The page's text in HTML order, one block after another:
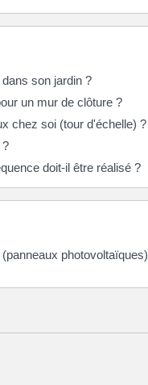
son jardin ?
un mur de clôture ?
chez soi (tour d'échelle) ?
?
doit-il être réalisé ?
photovoltaïques)